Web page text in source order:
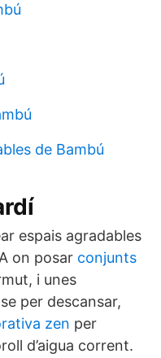
de Bambú
espais agradables
on posar conjunts
i unes
per descansar,
zen per
d’aigua corrent.